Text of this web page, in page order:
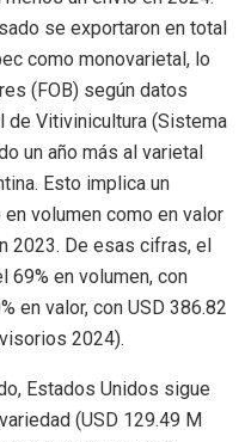
se exportaron en total
como monovarietal, lo
(FOB) según datos
Vitivinicultura (Sistema
un año más al varietal
Esto implica un
volumen como en valor
2023. De esas cifras, el
69% en volumen, con
en valor, con USD 386.82
2024).
Estados Unidos sigue
(USD 129.49 M